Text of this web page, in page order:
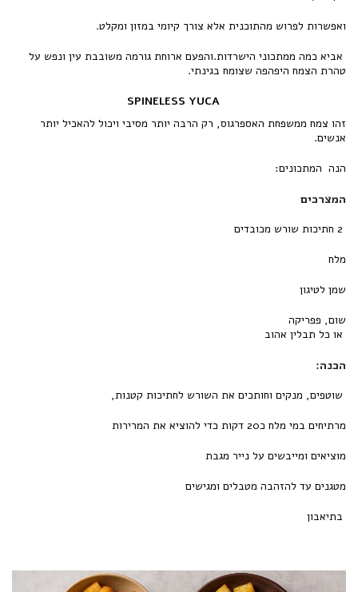
ואפשרות לפרוש מהתוכנית אלא צורך קיומי במזון ומקלט.
אביא כמה ממתכוני הישרדות.והפעם ארוחת גורמה משובבת עין ונפש על
טהרת הצמח היפהפה שצומח בגינתי.
SPINELESS YUCA
זהו צמח ממשפחת האספרגוס, רק הרבה יותר מסיבי ויכול להאכיל יותר
אנשים.
הנה המתכונים:
המצרכים
מלח
שמן לטיגון
שום, פפריקה
או כל תבלין אהוב
הכנה:
שוטפים, מנקים וחותכים את השורש לחתיכות קטנות,
מרתיחים במי מלח כ20 דקות כדי להוציא את המרירות
מוציאים ומייבשים על נייר מגבת
מטגנים עד להזהבה מטבלים ומגישים
בתיאבון